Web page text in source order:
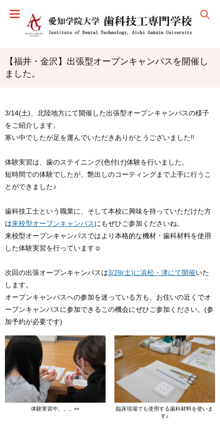
【福井・金沢】出張型オープンキャンパスを開催し
ました。
3/14(土)、北陸地方にて開催した出張型オープンキャンパスの様子
をご紹介します。
寒い中でしたが足を運んでいただきありがとうございました!!
体験実習は、歯のステイニング(色付け)体験を行いました。
短時間での体験でしたが、艶出しのコーティングまで上手に行うこ
とができました♪
歯科技工士という職業に、そして本校に興味を持っていただけた方
は来校型オープンキャンパスにもぜひご参加くださいね。
来校型オープンキャンパスではより本格的な機材・歯科材料を使用
した体験実習を行っています☺
次回の出張オープンキャンパスは3/28(土)に浜松・津にて開催いた
します。
オープンキャンパスへの参加を迷っている方も、お住いの近くでオ
ープンキャンパスに参加できるこの機会にぜひご参加ください。(参
加予約が必要です)
体験実習中。。。👀
臨床現場でも使用する歯科材料を使いま
す♪